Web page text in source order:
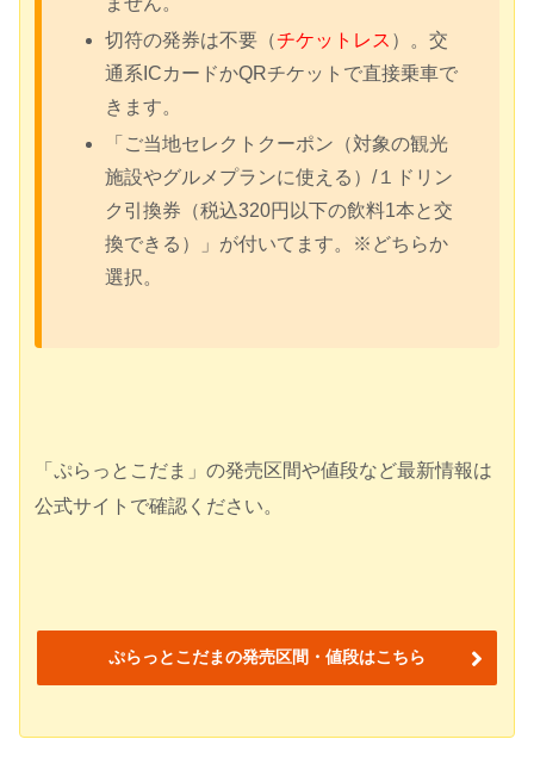
切符の発券は不要（チケットレス ）。交
通系ICカードかQRチケットで直接乗車で
きます。
「ご当地セレクトクーポン（対象の観光
施設やグルメプランに使える）/１ドリン
ク引換券（税込320円以下の飲料1本と交
換できる）」が付いてます。※どちらか
選択。
「ぷらっとこだま」の発売区間や値段など最新情報は
公式サイトで確認ください。
ぷらっとこだまの発売区間・値段はこちら